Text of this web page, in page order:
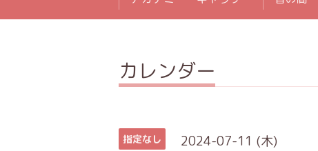
カレンダー
指定なし 2024-07-11 (木)